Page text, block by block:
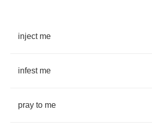
inject me
infest me
pray to me